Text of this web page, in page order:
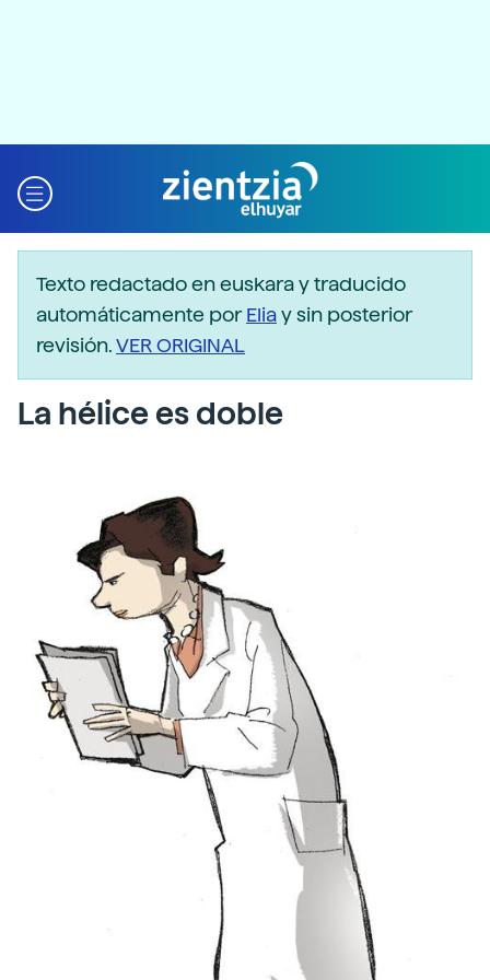
Texto redactado en euskara y traducido
automáticamente porEliay sin posterior
revisión.VER ORIGINAL
La hélice es doble